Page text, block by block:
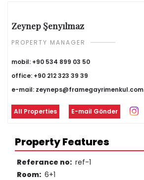
Property Features
Referance no: ref-1
Room: 6+1
Zeynep Şenyılmaz
PROPERTY MANAGER
mobil: +90 534 899 03 50
office: +90 212 323 39 39
e-mail: zeyneps@framegayrimenkul.com
All Properties E-mail Gönder